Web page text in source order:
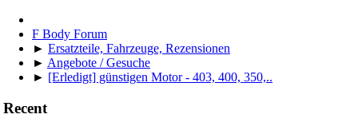
F Body Forum
► Ersatzteile, Fahrzeuge, Rezensionen
► Angebote / Gesuche
► [Erledigt] günstigen Motor - 403, 400, 350,..
Recent